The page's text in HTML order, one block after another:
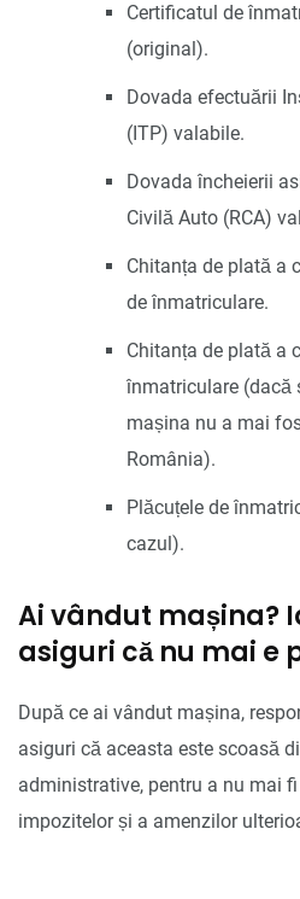
Certificatul de
(original).
Dovada efectuării
(ITP) valabile.
Dovada încheierii
Civilă Auto (RCA)
Chitanța de plată a
de înmatriculare.
Chitanța de plată a
înmatriculare (dacă
mașina nu a mai
România).
Plăcuțele de
cazul).
Ai vândut mașina?
asiguri că nu mai e
După ce ai vândut mașina,
asiguri că aceasta este scoasă
administrative, pentru a nu mai
impozitelor și a amenzilor